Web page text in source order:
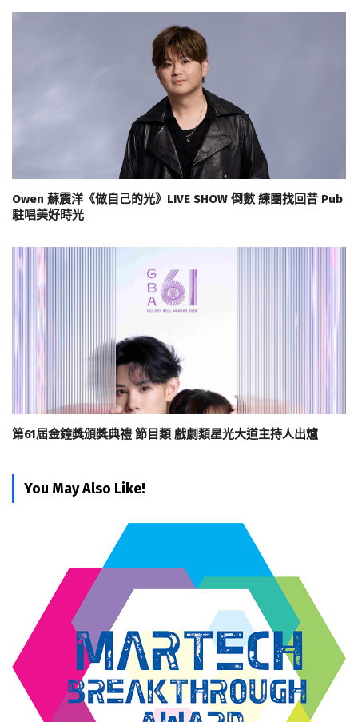
Owen 蘇震洋《做自己的光》LIVE SHOW 倒數 練團找回昔 Pub
駐唱美好時光
第61屆金鐘獎頒獎典禮 節目類 戲劇類星光大道主持人出爐
You May Also Like!